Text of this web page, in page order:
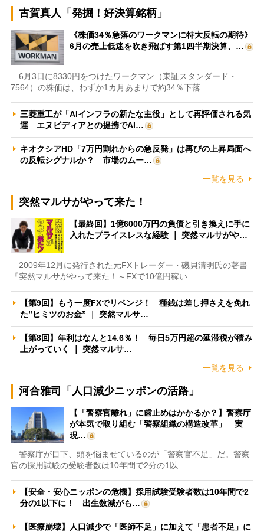
古賀真人「発掘！好決算銘柄」
《株価34％急落のワークマンに特大反転の期待》
6月の売上低迷を吹き飛ばす第1四半期決算、…
6月3日に8330円をつけたワークマン（東証スタンダード・
7564）の株価は、わずか1カ月あまりで約34％下落…
三菱重工が「AIインフラの新たな主役」として再評価される気
運 エヌビディアとの提携でAI…
キオクシアHD「7万円割れからの急反発」は再びの上昇局面へ
の反転シグナルか？ 市場のムー…
一覧を見る
突然マルサがやって来た！
【最終回】1億6000万円の負債と引き換えに手に
入れたプライスレスな経験 ｜ 突然マルサがや…
2009年12月に発行された元FXトレーダー・磯貝清明氏の著書
『突然マルサがやって来た！～FXで10億円稼い…
【第9回】もう一度FXでリベンジ！ 種銭は差し押さえを免れ
た”ヒミツのお金” ｜ 突然マルサ…
【第8回】年利はなんと14.6％！ 毎日5万円超の延滞税が積み
上がっていく ｜ 突然マルサ…
一覧を見る
河合雅司「人口減少ニッポンの活路」
【「警察官離れ」に歯止めはかかるか？】警察庁
が本気で取り組む「警察組織の構造改革」 実
現…
警察庁が目下、頭を悩ませているのが「警察官不足」だ。警察
官の採用試験の受験者数は10年間で2分の1以…
【安全・安心ニッポンの危機】採用試験受験者数は10年間で2
分の1以下に！ 出生数減がも…
【医療崩壊】人口減少で「医師不足」に加えて「患者不足」に